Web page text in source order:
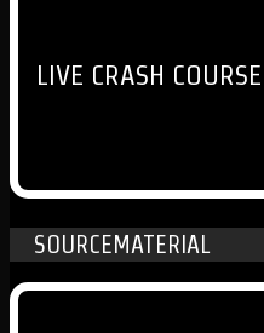
LIVE CRASH COURSE
SOURCEMATERIAL